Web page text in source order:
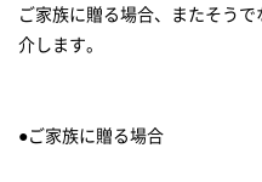
ご家族に贈る場合、またそう
介します。
●ご家族に贈る場合